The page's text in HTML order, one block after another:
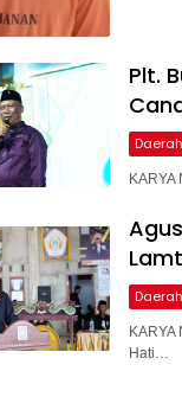
Plt.
Daerah
Daerah
Hati…